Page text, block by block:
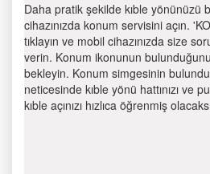
Daha pratik şekilde kıble yönünüzü
cihazınızda konum servisini açın.
tıklayın ve mobil cihazınızda size
verin. Konum ikonunun
bekleyin. Konum simgesinin
neticesinde kıble yönü hattınızı ve
kıble açınızı hızlıca öğrenmiş